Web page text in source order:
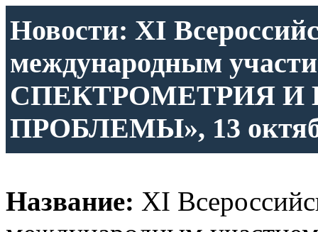
Новости: XI
международным
СПЕКТРОМЕТРИЯ И
ПРОБЛЕМЫ», 13
Название: XI